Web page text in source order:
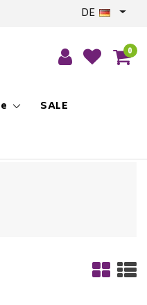
DE
0
SALE